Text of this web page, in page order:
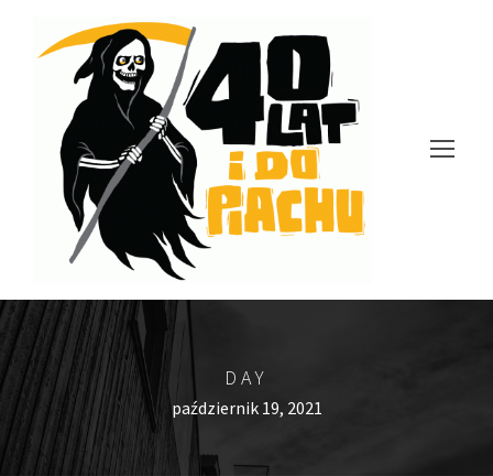
DAY
październik 19, 2021